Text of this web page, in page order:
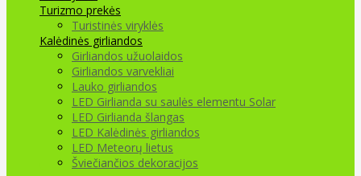
Turizmo prekės
Turistinės viryklės
Kalėdinės girliandos
Girliandos užuolaidos
Girliandos varvekliai
Lauko girliandos
LED Girlianda su saulės elementu Solar
LED Girlianda šlangas
LED Kalėdinės girliandos
LED Meteorų lietus
Šviečiančios dekoracijos